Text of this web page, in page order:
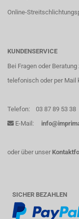
Online-
KUNDENSERVICE
Bei Fragen oder
telefonisch oder per Mail
Telefon:
03 87 89 53 38
E-Mail:
oder über unser
SICHER BEZAHLEN